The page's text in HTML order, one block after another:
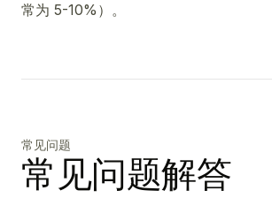
常为 5-10%）。
常见问题
常见问题解答